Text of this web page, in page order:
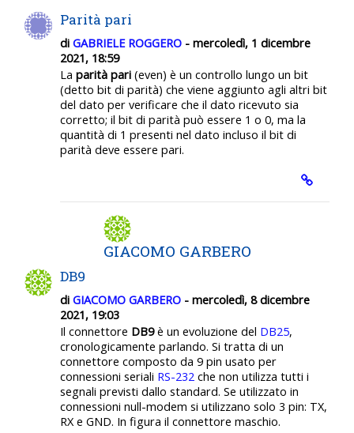
Parità pari
di GABRIELE ROGGERO - mercoledì, 1 dicembre
2021, 18:59
La parità pari (even) è un controllo lungo un bit
(detto bit di parità) che viene aggiunto agli altri bit
del dato per verificare che il dato ricevuto sia
corretto; il bit di parità può essere 1 o 0, ma la
quantità di 1 presenti nel dato incluso il bit di
parità deve essere pari.
GIACOMO GARBERO
DB9
di GIACOMO GARBERO - mercoledì, 8 dicembre
2021, 19:03
Il connettore DB9è un evoluzione del DB25,
cronologicamente parlando. Si tratta di un
connettore composto da 9 pin usato per
connessioni seriali RS-232 che non utilizza tutti i
segnali previsti dallo standard. Se utilizzato in
connessioni null-modem si utilizzano solo 3 pin: TX,
RX e GND. In figura il connettore maschio.